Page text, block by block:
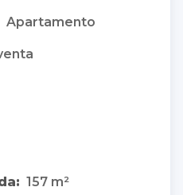
Apartamento
157 m²